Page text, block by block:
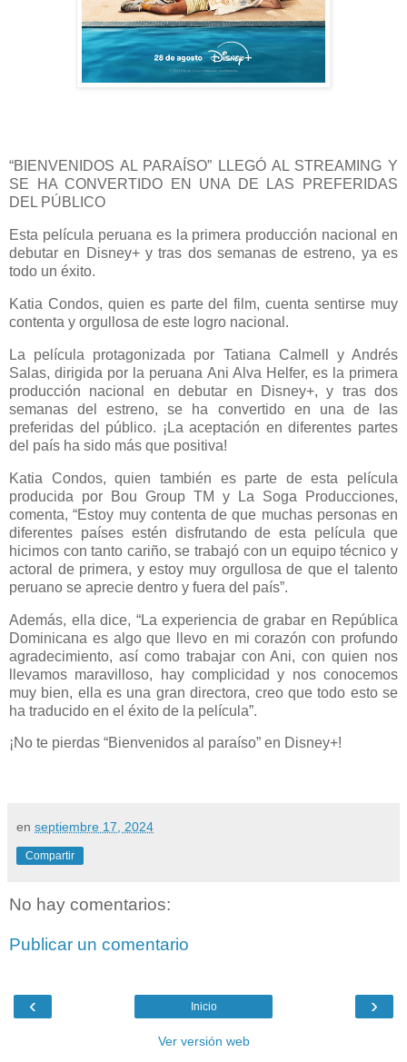
“BIENVENIDOS AL PARAÍSO” LLEGÓ AL STREAMING Y
SE HA CONVERTIDO EN UNA DE LAS PREFERIDAS
DEL PÚBLICO
Esta película peruana es la primera producción nacional en
debutar en Disney+ y tras dos semanas de estreno, ya es
todo un éxito.
Katia Condos, quien es parte del film, cuenta sentirse muy
contenta y orgullosa de este logro nacional.
La película protagonizada por Tatiana Calmell y Andrés
Salas, dirigida por la peruana Ani Alva Helfer, es la primera
producción nacional en debutar en Disney+, y tras dos
semanas del estreno, se ha convertido en una de las
preferidas del público. ¡La aceptación en diferentes partes
del país ha sido más que positiva!
Katia Condos, quien también es parte de esta película
producida por Bou Group TM y La Soga Producciones,
comenta, “Estoy muy contenta de que muchas personas en
diferentes países estén disfrutando de esta película que
hicimos con tanto cariño, se trabajó con un equipo técnico y
actoral de primera, y estoy muy orgullosa de que el talento
peruano se aprecie dentro y fuera del país”.
Además, ella dice, “La experiencia de grabar en República
Dominicana es algo que llevo en mi corazón con profundo
agradecimiento, así como trabajar con Ani, con quien nos
llevamos maravilloso, hay complicidad y nos conocemos
muy bien, ella es una gran directora, creo que todo esto se
ha traducido en el éxito de la película”.
¡No te pierdas “Bienvenidos al paraíso” en Disney+!
en septiembre 17, 2024
Compartir
No hay comentarios:
Publicar un comentario
‹ ›
Inicio
Ver versión web